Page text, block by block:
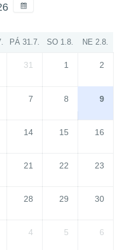
PÁ 31.7. SO 1.8. NE 2.8.
31 1 2
7 8 9
14 15 16
21 22 23
28 29 30
4 5 6